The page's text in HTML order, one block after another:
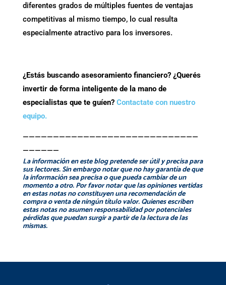
diferentes grados de múltiples fuentes de ventajas
competitivas al mismo tiempo, lo cual resulta
especialmente atractivo para los inversores.
¿Estás buscando asesoramiento financiero? ¿Querés
invertir de forma inteligente de la mano de
especialistas que te guíen? Contactate con nuestro
equipo.
—————————————————————————————
——————
La información en este blog pretende ser útil y precisa para
sus lectores. Sin embargo notar que no hay garantía de que
la información sea precisa o que pueda cambiar de un
momento a otro. Por favor notar que las opiniones vertidas
en estas notas no constituyen una recomendación de
compra o venta de ningún título valor. Quienes escriben
estas notas no asumen responsabilidad por potenciales
pérdidas que puedan surgir a partir de la lectura de las
mismas.